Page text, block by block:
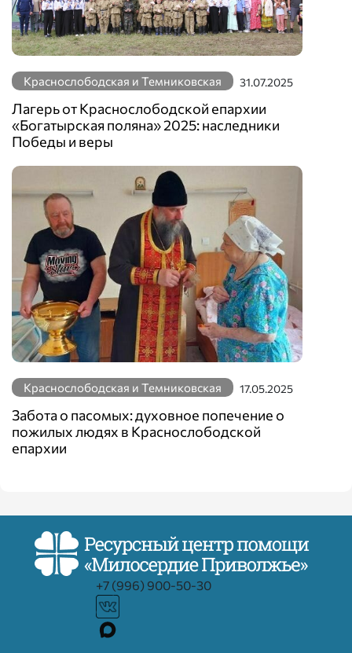
Краснослободская и Темниковская 31.07.2025
Лагерь от Краснослободской епархии
«Богатырская поляна» 2025: наследники
Победы и веры
Краснослободская и Темниковская 17.05.2025
Забота о пасомых: духовное попечение о
пожилых людях в Краснослободской
епархии
+7 (996) 900-50-30